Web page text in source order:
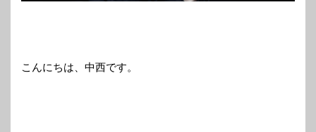
こんにちは、中西です。